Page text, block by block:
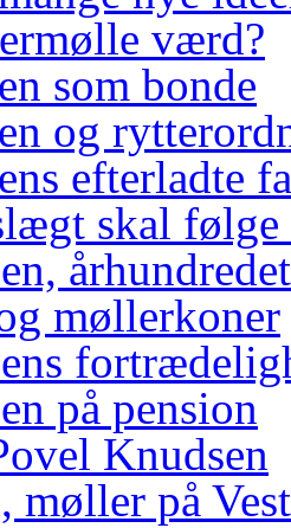
værd?
som bonde
og
efterladte
skal følge
møllerkoner
på pension
Knudsen
møller på